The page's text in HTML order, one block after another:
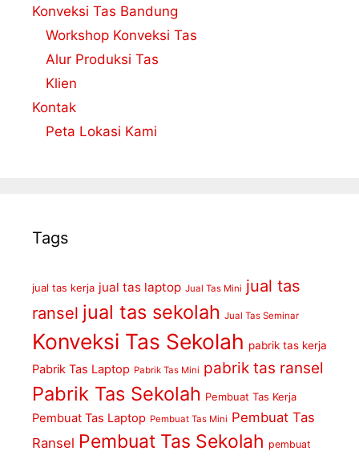
Konveksi Tas Bandung
Workshop Konveksi Tas
Alur Produksi Tas
Klien
Kontak
Peta Lokasi Kami
Tags
jual tas kerja jual tas laptop Jual Tas Mini jual tas
ransel jual tas sekolah Jual Tas Seminar
Konveksi Tas Sekolah pabrik tas kerja
Pabrik Tas Laptop Pabrik Tas Mini pabrik tas ransel
Pabrik Tas Sekolah Pembuat Tas Kerja
Pembuat Tas Laptop Pembuat Tas Mini Pembuat Tas
Ransel Pembuat Tas Sekolah pembuat